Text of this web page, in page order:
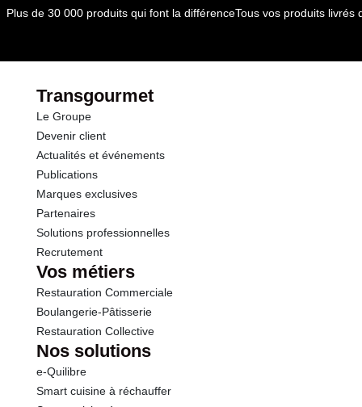
par le(s) fournisseur(s) de Transgourmet
Plus de 30 000 produits qui font la différenceTous vos produits livrés
Transgourmet
Le Groupe
Devenir client
Actualités et événements
Publications
Marques exclusives
Partenaires
Solutions professionnelles
Recrutement
Vos métiers
Restauration Commerciale
Boulangerie-Pâtisserie
Restauration Collective
Nos solutions
e-Quilibre
Smart cuisine à réchauffer